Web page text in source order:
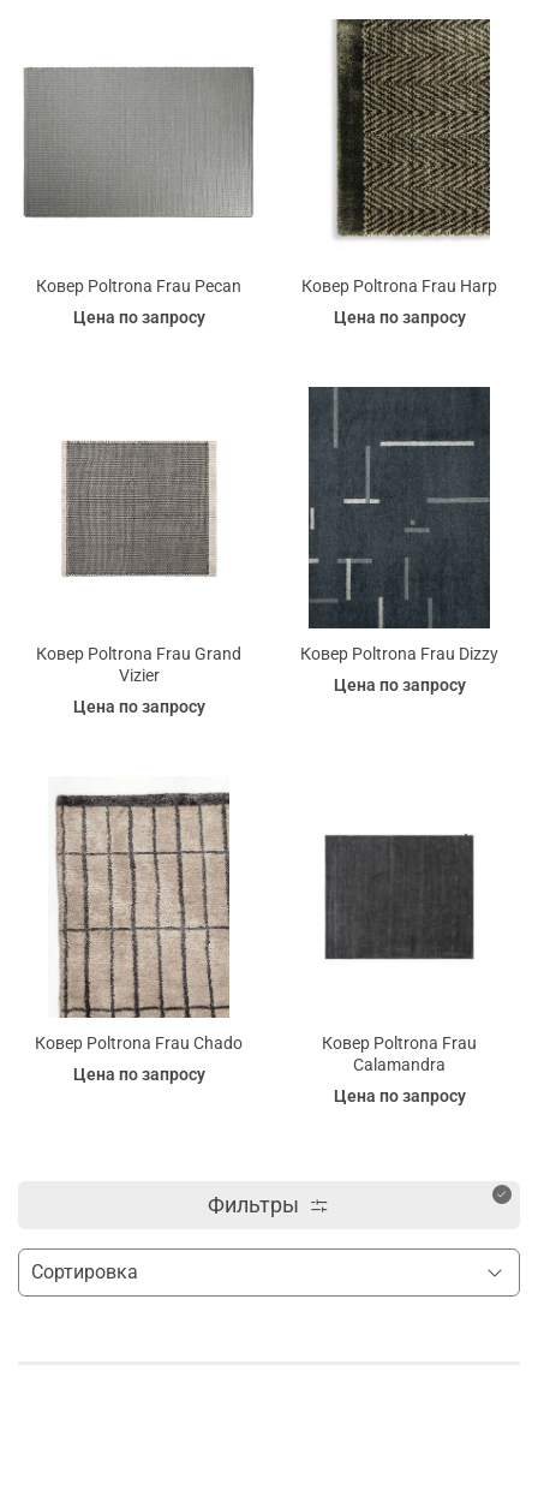
Ковер Poltrona Frau Pecan
Цена по запросу
Ковер Poltrona Frau Harp
Цена по запросу
Ковер Poltrona Frau Grand
Vizier
Цена по запросу
Ковер Poltrona Frau Dizzy
Цена по запросу
Ковер Poltrona Frau Chado
Цена по запросу
Ковер Poltrona Frau
Calamandra
Цена по запросу
Фильтры